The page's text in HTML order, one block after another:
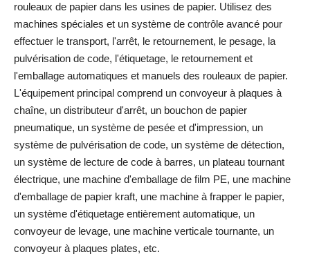
rouleaux de papier dans les usines de papier. Utilisez des
machines spéciales et un système de contrôle avancé pour
effectuer le transport, l'arrêt, le retournement, le pesage, la
pulvérisation de code, l'étiquetage, le retournement et
l'emballage automatiques et manuels des rouleaux de papier.
L'équipement principal comprend un convoyeur à plaques à
chaîne, un distributeur d'arrêt, un bouchon de papier
pneumatique, un système de pesée et d'impression, un
système de pulvérisation de code, un système de détection,
un système de lecture de code à barres, un plateau tournant
électrique, une machine d'emballage de film PE, une machine
d'emballage de papier kraft, une machine à frapper le papier,
un système d'étiquetage entièrement automatique, un
convoyeur de levage, une machine verticale tournante, un
convoyeur à plaques plates, etc.